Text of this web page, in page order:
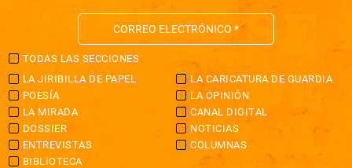
TODAS LAS SECCIONES
LA JIRIBILLA DE PAPEL
LA CARICATURA DE GUARDIA
POESÍA
LA OPINIÓN
LA MIRADA
CANAL DIGITAL
DOSSIER
NOTICIAS
ENTREVISTAS
COLUMNAS
BIBLIOTECA